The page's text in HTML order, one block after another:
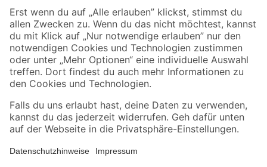
Sicher einkaufen
Jetzt die toom-App herunterladen
Alle Preisangaben in EUR inkl. gesetzl. MwSt.. Die dargestellten Angebote sind unter
Umständen nicht in allen Märkten verfügbar. Die angegebenen Verfügbarkeiten beziehen
Produkte nur solange der Vorrat reicht.
*Paketversand ab 59 € versandkostenfrei, gilt nicht für Artikel mit Speditionsversand, hier